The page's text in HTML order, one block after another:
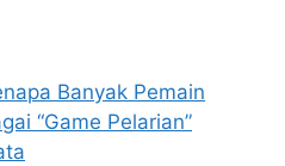
Banyak Pemain
“Game Pelarian”